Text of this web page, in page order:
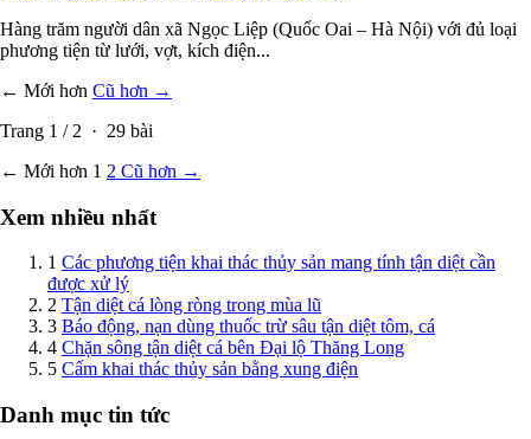
Hàng trăm người dân xã Ngọc Liệp (Quốc Oai – Hà Nội) với đủ loại
phương tiện từ lưới, vợt, kích điện...
← Mới hơn Cũ hơn →
Trang 1 / 2 · 29 bài
← Mới hơn 1 2 Cũ hơn →
Xem nhiều nhất
1 Các phương tiện khai thác thủy sản mang tính tận diệt cần
được xử lý
2 Tận diệt cá lòng ròng trong mùa lũ
3 Báo động, nạn dùng thuốc trừ sâu tận diệt tôm, cá
4 Chặn sông tận diệt cá bên Đại lộ Thăng Long
5 Cấm khai thác thủy sản bằng xung điện
Danh mục tin tức